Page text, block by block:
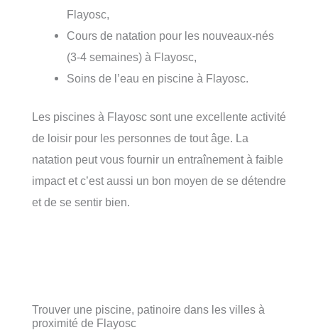
Flayosc,
Cours de natation pour les nouveaux-nés
(3-4 semaines) à Flayosc,
Soins de l’eau en piscine à Flayosc.
Les piscines à Flayosc sont une excellente activité
de loisir pour les personnes de tout âge. La
natation peut vous fournir un entraînement à faible
impact et c’est aussi un bon moyen de se détendre
et de se sentir bien.
Trouver une piscine, patinoire dans les villes à
proximité de Flayosc